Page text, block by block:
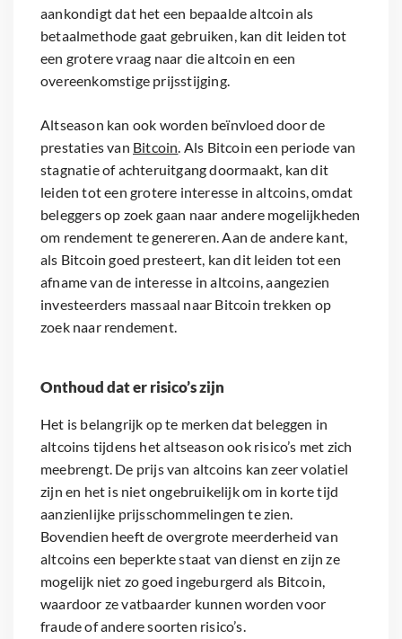
aankondigt dat het een bepaalde altcoin als
betaalmethode gaat gebruiken, kan dit leiden tot
een grotere vraag naar die altcoin en een
overeenkomstige prijsstijging.
Altseason kan ook worden beïnvloed door de
prestaties van Bitcoin. Als Bitcoin een periode van
stagnatie of achteruitgang doormaakt, kan dit
leiden tot een grotere interesse in altcoins, omdat
beleggers op zoek gaan naar andere mogelijkheden
om rendement te genereren. Aan de andere kant,
als Bitcoin goed presteert, kan dit leiden tot een
afname van de interesse in altcoins, aangezien
investeerders massaal naar Bitcoin trekken op
zoek naar rendement.
Onthoud dat er risico’s zijn
Het is belangrijk op te merken dat beleggen in
altcoins tijdens het altseason ook risico’s met zich
meebrengt. De prijs van altcoins kan zeer volatiel
zijn en het is niet ongebruikelijk om in korte tijd
aanzienlijke prijsschommelingen te zien.
Bovendien heeft de overgrote meerderheid van
altcoins een beperkte staat van dienst en zijn ze
mogelijk niet zo goed ingeburgerd als Bitcoin,
waardoor ze vatbaarder kunnen worden voor
fraude of andere soorten risico’s.